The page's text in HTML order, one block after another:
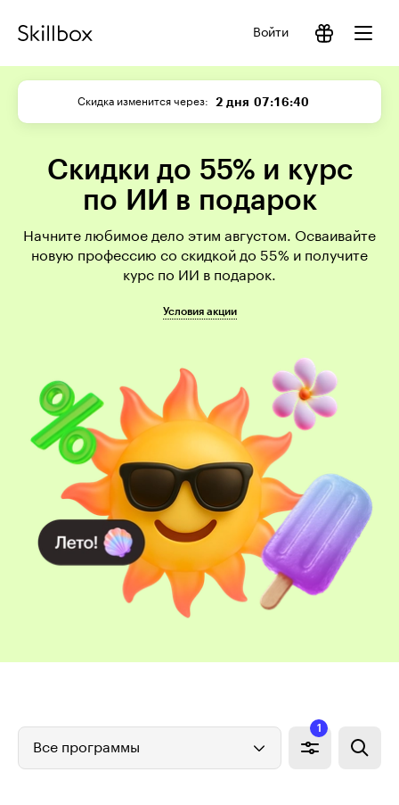
Войти
Скидка изменится через 2 дня 07:16:39
Скидки до 55% и курс
по ИИ в подарок
Начните любимое дело этим августом. Осваивайте
новую профессию со скидкой до 55% и получите
курс по ИИ в подарок.
Условия акции
Все программы
1